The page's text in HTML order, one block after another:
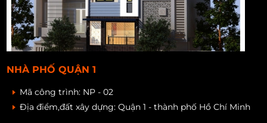
NHÀ PHỐ QUẬN 1
Mã công trình: NP - 02
Địa điểm,đất xây dựng:Quận 1 - thành phố Hồ Chí Minh